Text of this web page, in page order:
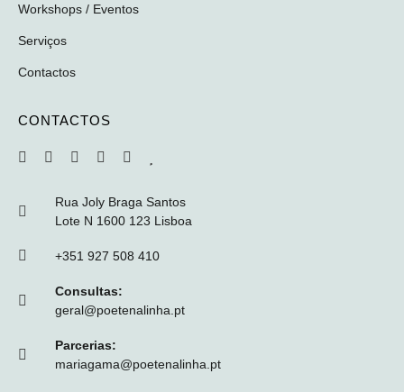
Workshops / Eventos
Serviços
Contactos
CONTACTOS
Rua Joly Braga Santos
Lote N 1600 123 Lisboa
+351 927 508 410
Consultas:
geral@poetenalinha.pt
Parcerias:
mariagama@poetenalinha.pt